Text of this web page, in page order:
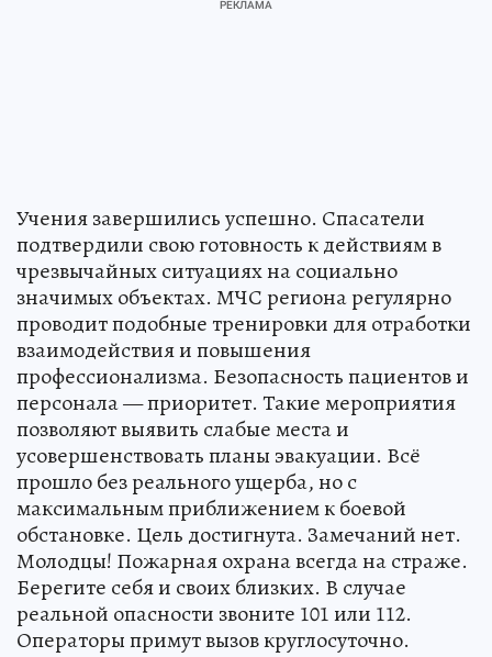
Учения завершились успешно. Спасатели
подтвердили свою готовность к действиям в
чрезвычайных ситуациях на социально
значимых объектах. МЧС региона регулярно
проводит подобные тренировки для отработки
взаимодействия и повышения
профессионализма. Безопасность пациентов и
персонала — приоритет. Такие мероприятия
позволяют выявить слабые места и
усовершенствовать планы эвакуации. Всё
прошло без реального ущерба, но с
максимальным приближением к боевой
обстановке. Цель достигнута. Замечаний нет.
Молодцы! Пожарная охрана всегда на страже.
Берегите себя и своих близких. В случае
реальной опасности звоните 101 или 112.
Операторы примут вызов круглосуточно.